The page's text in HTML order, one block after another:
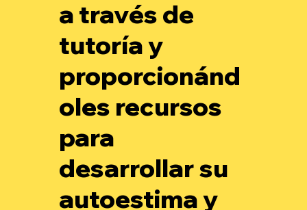
a través de
tutoría y
proporcionánd
oles recursos
para
desarrollar su
autoestima y